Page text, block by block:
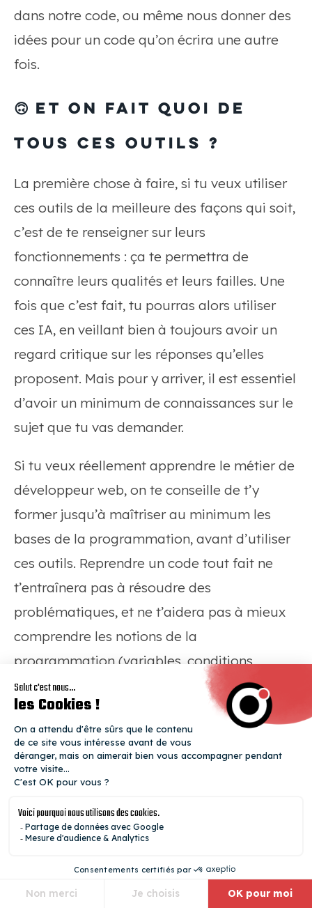
dans notre code, ou même nous donner des
idées pour un code qu’on écrira une autre
fois.
🙃 Et on fait quoi de
tous ces outils ?
La première chose à faire, si tu veux utiliser
ces outils de la meilleure des façons qui soit,
c’est de te renseigner sur leurs
fonctionnements : ça te permettra de
connaître leurs qualités et leurs failles. Une
fois que c’est fait, tu pourras alors utiliser
ces IA, en veillant bien à toujours avoir un
regard critique sur les réponses qu’elles
proposent. Mais pour y arriver, il est essentiel
d’avoir un minimum de connaissances sur le
sujet que tu vas demander.
Si tu veux réellement apprendre le métier de
développeur web, on te conseille de t’y
former jusqu’à maîtriser au minimum les
bases de la programmation, avant d’utiliser
ces outils. Reprendre un code tout fait ne
t’entraînera pas à résoudre des
problématiques, et ne t’aidera pas à mieux
comprendre les notions de la
programmation (variables, conditions,
boucles, fonctions…) non plus. Or, ce sont
toutes ces bases fondamentales qui, une
fois maîtrisées, après des heures et des
heures de pratique, feront de toi un véritable
développeur web.
Voilà, on pense avoir fait le tour de la
question. En résumé, ces outils doivent rester
des aides audéveloppement web, et en
aucun cas remplacer la réflexion humaine, ni